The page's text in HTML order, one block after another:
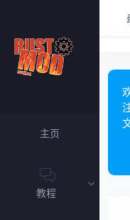
主页
教程